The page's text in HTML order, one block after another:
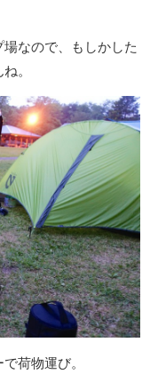
なので、もしかした
。
荷物運び。